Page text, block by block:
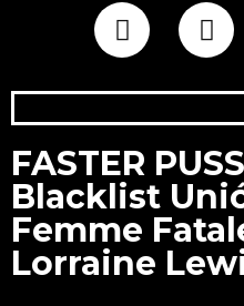
FASTER
Blacklist
Femme
Lorraine